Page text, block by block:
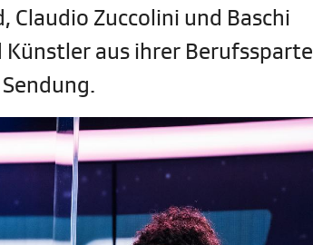
Claudio Zuccolini und Baschi
aus ihrer Berufssparte